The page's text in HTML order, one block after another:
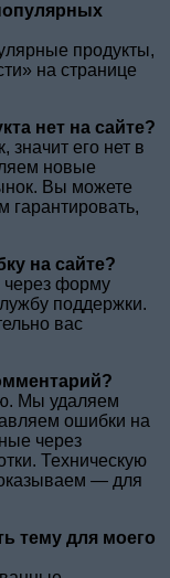
продукты,
на странице
нет на сайте?
значит его нет в
новые
Вы можете
гарантировать,
на сайте?
форму
поддержки.
вас
Мы удаляем
ошибки на
через
Техническую
— для
тему для моего